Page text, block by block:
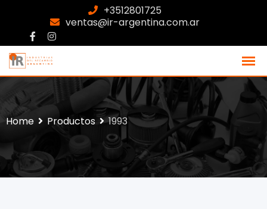
+3512801725
ventas@ir-argentina.com.ar
Home Productos 1993